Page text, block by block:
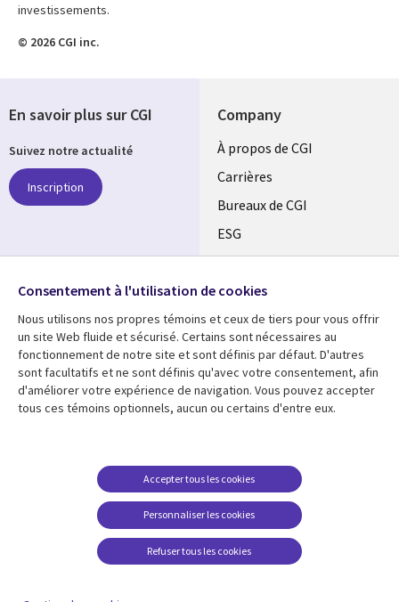
investissements.
© 2026 CGI inc.
Company
Useful
links
CANADA
FR
À propos de CGI
Carrières
Bureaux de CGI
ESG
Alliances
Ressources
Library
CANADA
Articles
Communiqués
Points de vue
Support
Legal
FR
Restrictions et
Confidentialité
Accessibilité
Centre de gestion des
témoins
En savoir plus sur CGI
Suivez notre actualité
Inscription
Media
CANADA
Consentement à l'utilisation de cookies
Nous utilisons nos propres témoins et ceux de tiers pour vous offrir
un site Web fluide et sécurisé. Certains sont nécessaires au
fonctionnement de notre site et sont définis par défaut. D'autres
sont facultatifs et ne sont définis qu'avec votre consentement, afin
d'améliorer votre expérience de navigation. Vous pouvez accepter
tous ces témoins optionnels, aucun ou certains d'entre eux.
Personnaliser les cookies
Accepter tous les cookies
Refuser tous les cookies